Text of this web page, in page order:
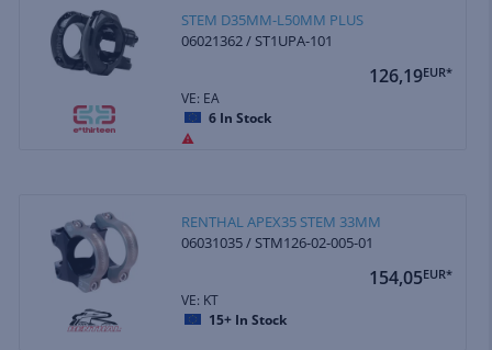
STEM D35MM-L50MM PLUS
06021362 / ST1UPA-101
126,19EUR*
VE: EA
6 In Stock
RENTHAL APEX35 STEM 33MM
06031035 / STM126-02-005-01
154,05EUR*
VE: KT
15+ In Stock